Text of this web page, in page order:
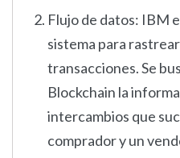
Flujo de datos: IBM
sistema para
transacciones. Se
Blockchain la
intercambios que
comprador y un